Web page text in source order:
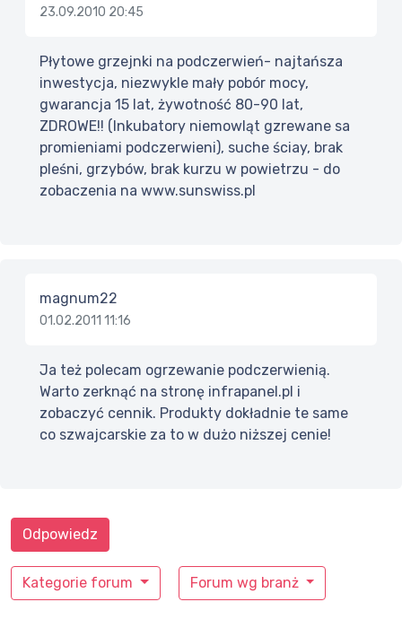
23.09.2010 20:45
Płytowe grzejnki na podczerwień- najtańsza
inwestycja, niezwykle mały pobór mocy,
gwarancja 15 lat, żywotność 80-90 lat,
ZDROWE!! (Inkubatory niemowląt gzrewane sa
promieniami podczerwieni), suche ściay, brak
pleśni, grzybów, brak kurzu w powietrzu - do
zobaczenia na www.sunswiss.pl
magnum22
01.02.2011 11:16
Ja też polecam ogrzewanie podczerwienią.
Warto zerknąć na stronę infrapanel.pl i
zobaczyć cennik. Produkty dokładnie te same
co szwajcarskie za to w dużo niższej cenie!
Kategorie forum Forum wg branż
Odpowiedz